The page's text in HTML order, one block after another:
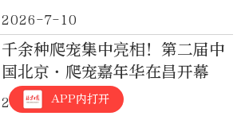
2026-7-10
千余种爬宠集中亮相！第二届中
国北京·爬宠嘉年华在昌开幕
2026-7-10APP内打开